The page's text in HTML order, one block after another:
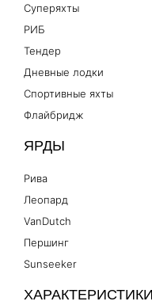
Суперяхты
РИБ
Тендер
Дневные лодки
Спортивные яхты
Флайбридж
ЯРДЫ
Рива
Леопард
VanDutch
Першинг
Sunseeker
ХАРАКТЕРИСТИКИ